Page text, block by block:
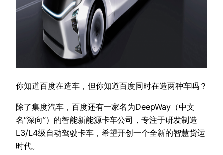
你知道百度在造车，但你知道百度同时在造两种车吗？
除了集度汽车，百度还有一家名为DeepWay（中文
名“深向”）的智能新能源卡车公司，专注于研发制造
L3/L4级自动驾驶卡车，希望开创一个全新的智慧货运
时代。